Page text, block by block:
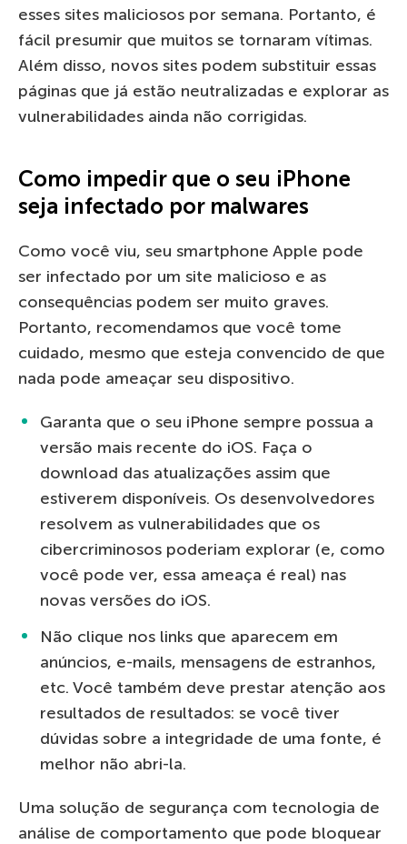
esses sites maliciosos por semana. Portanto, é
fácil presumir que muitos se tornaram vítimas.
Além disso, novos sites podem substituir essas
páginas que já estão neutralizadas e explorar as
vulnerabilidades ainda não corrigidas.
Como impedir que o seu iPhone
seja infectado por malwares
Como você viu, seu smartphone Apple pode
ser infectado por um site malicioso e as
consequências podem ser muito graves.
Portanto, recomendamos que você tome
cuidado, mesmo que esteja convencido de que
nada pode ameaçar seu dispositivo.
Garanta que o seu iPhone sempre possua a
versão mais recente do iOS. Faça o
download das atualizações assim que
estiverem disponíveis. Os desenvolvedores
resolvem as vulnerabilidades que os
cibercriminosos poderiam explorar (e, como
você pode ver, essa ameaça é real) nas
novas versões do iOS.
Não clique nos links que aparecem em
anúncios, e-mails, mensagens de estranhos,
etc. Você também deve prestar atenção aos
resultados de resultados: se você tiver
dúvidas sobre a integridade de uma fonte, é
melhor não abri-la.
Uma solução de segurança com tecnologia de
análise de comportamento que pode bloquear